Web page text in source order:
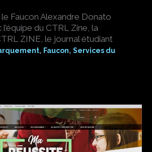
Faucon Alexandre Donato
du CTRL Zine, la
ZINE, le journal étudiant
, Faucon, Services du